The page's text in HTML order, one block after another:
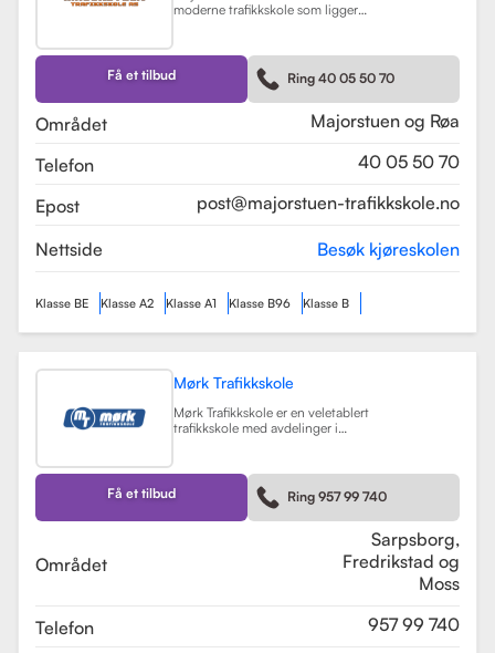
moderne trafikkskole som ligger
etablert i 2015 og har raskt blitt
kjent for sin høye kvalitet på
opplæring. Alle instruktørene er
pedagogisk utdannet fra Nord
Universitet og Met Universitet, noe
som sikrer en profesjonell og trygg
Få et tilbud Ring 40 05 50 70
Området
Majorstuen og Røa
Telefon
40 05 50 70
Epost
post@majorstuen-trafikkskole.no
Nettside Besøk kjøreskolen
Klasse BE Klasse A2 Klasse A1 Klasse B96 Klasse B
Mørk Trafikkskole
Mørk Trafikkskole er en veletablert
trafikkskole med avdelinger i
på undervisningen, og har fått
positive tilbakemeldinger fra elever,
med vurderinger som 5.0 i
Sarpsborg og 4.4 i Fredrikstad.
Få et tilbud Ring 957 99 740
Området
Sarpsborg,
Fredrikstad og
Moss
Telefon
957 99 740